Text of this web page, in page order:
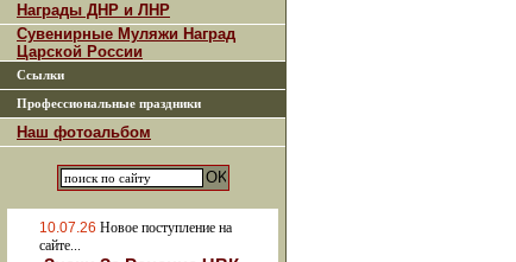
Награды ДНР и ЛНР
Сувенирные Муляжи Наград
Царской России
Ссылки
Профессиональные праздники
Наш фотоальбом
10.07.26 Новое поступление на
сайте...